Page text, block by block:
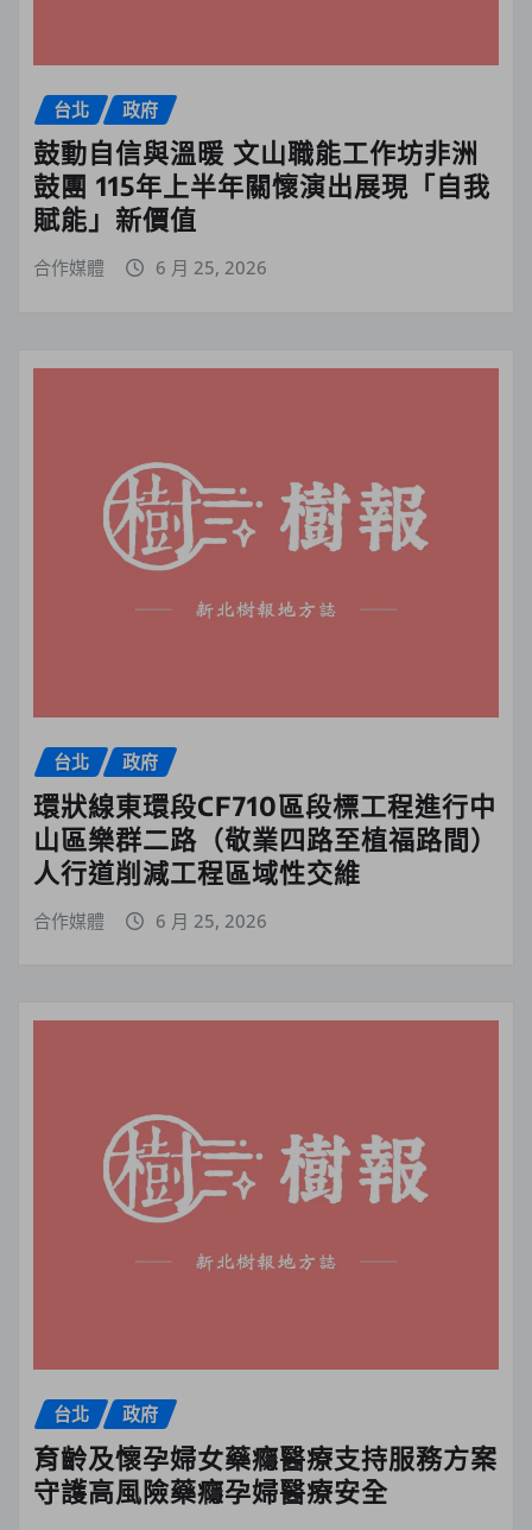
台北 政府
鼓動自信與溫暖 文山職能工作坊非洲
鼓團 115年上半年關懷演出展現「自我
賦能」新價值
合作媒體 6 月 25, 2026
台北 政府
環狀線東環段CF710區段標工程進行中
山區樂群二路（敬業四路至植福路間）
人行道削減工程區域性交維
合作媒體 6 月 25, 2026
台北 政府
育齡及懷孕婦女藥癮醫療支持服務方案
守護高風險藥癮孕婦醫療安全